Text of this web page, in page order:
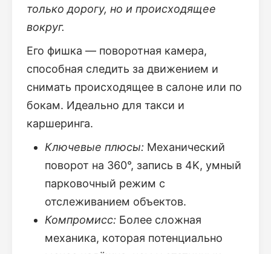
только дорогу, но и происходящее
вокруг.
Его фишка — поворотная камера,
способная следить за движением и
снимать происходящее в салоне или по
бокам. Идеально для такси и
каршеринга.
Ключевые плюсы: Механический
поворот на 360°, запись в 4K, умный
парковочный режим с
отслеживанием объектов.
Компромисс: Более сложная
механика, которая потенциально